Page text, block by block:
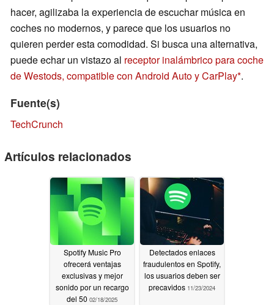
hacer, agilizaba la experiencia de escuchar música en
coches no modernos, y parece que los usuarios no
quieren perder esta comodidad. Si busca una alternativa,
puede echar un vistazo al receptor inalámbrico para coche
de Westods, compatible con Android Auto y CarPlay .
Fuente(s)
TechCrunch
Artículos relacionados
Spotify Music Pro
ofrecerá ventajas
exclusivas y mejor
sonido por un recargo
del 50 02/18/2025
Detectados enlaces
fraudulentos en Spotify,
los usuarios deben ser
precavidos 11/23/2024